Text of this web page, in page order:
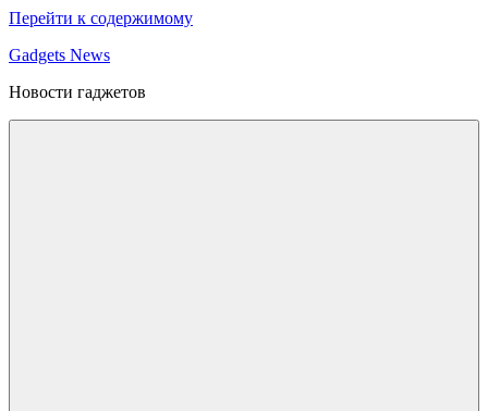
Перейти к содержимому
Gadgets News
Новости гаджетов